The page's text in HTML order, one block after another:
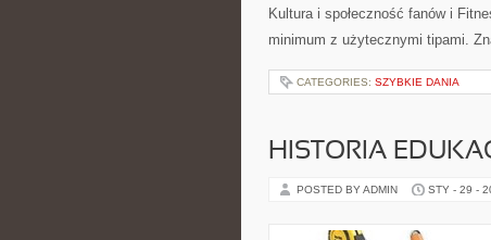
Kultura i społeczność fanów i
minimum z użytecznymi tipami.
CATEGORIES: SZYBKIE DANIA
HISTORIA
POSTED BY ADMIN STY - 29 -